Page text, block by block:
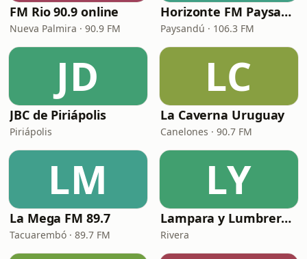
FM Rio 90.9 online
Nueva Palmira · 90.9 FM
Horizonte FM Paysandú
Paysandú · 106.3 FM
JD
JBC de Piriápolis
Piriápolis
LC
La Caverna Uruguay
Canelones · 90.7 FM
LM
La Mega FM 89.7
Tacuarembó · 89.7 FM
LY
Lampara y Lumbrera UY
Rivera